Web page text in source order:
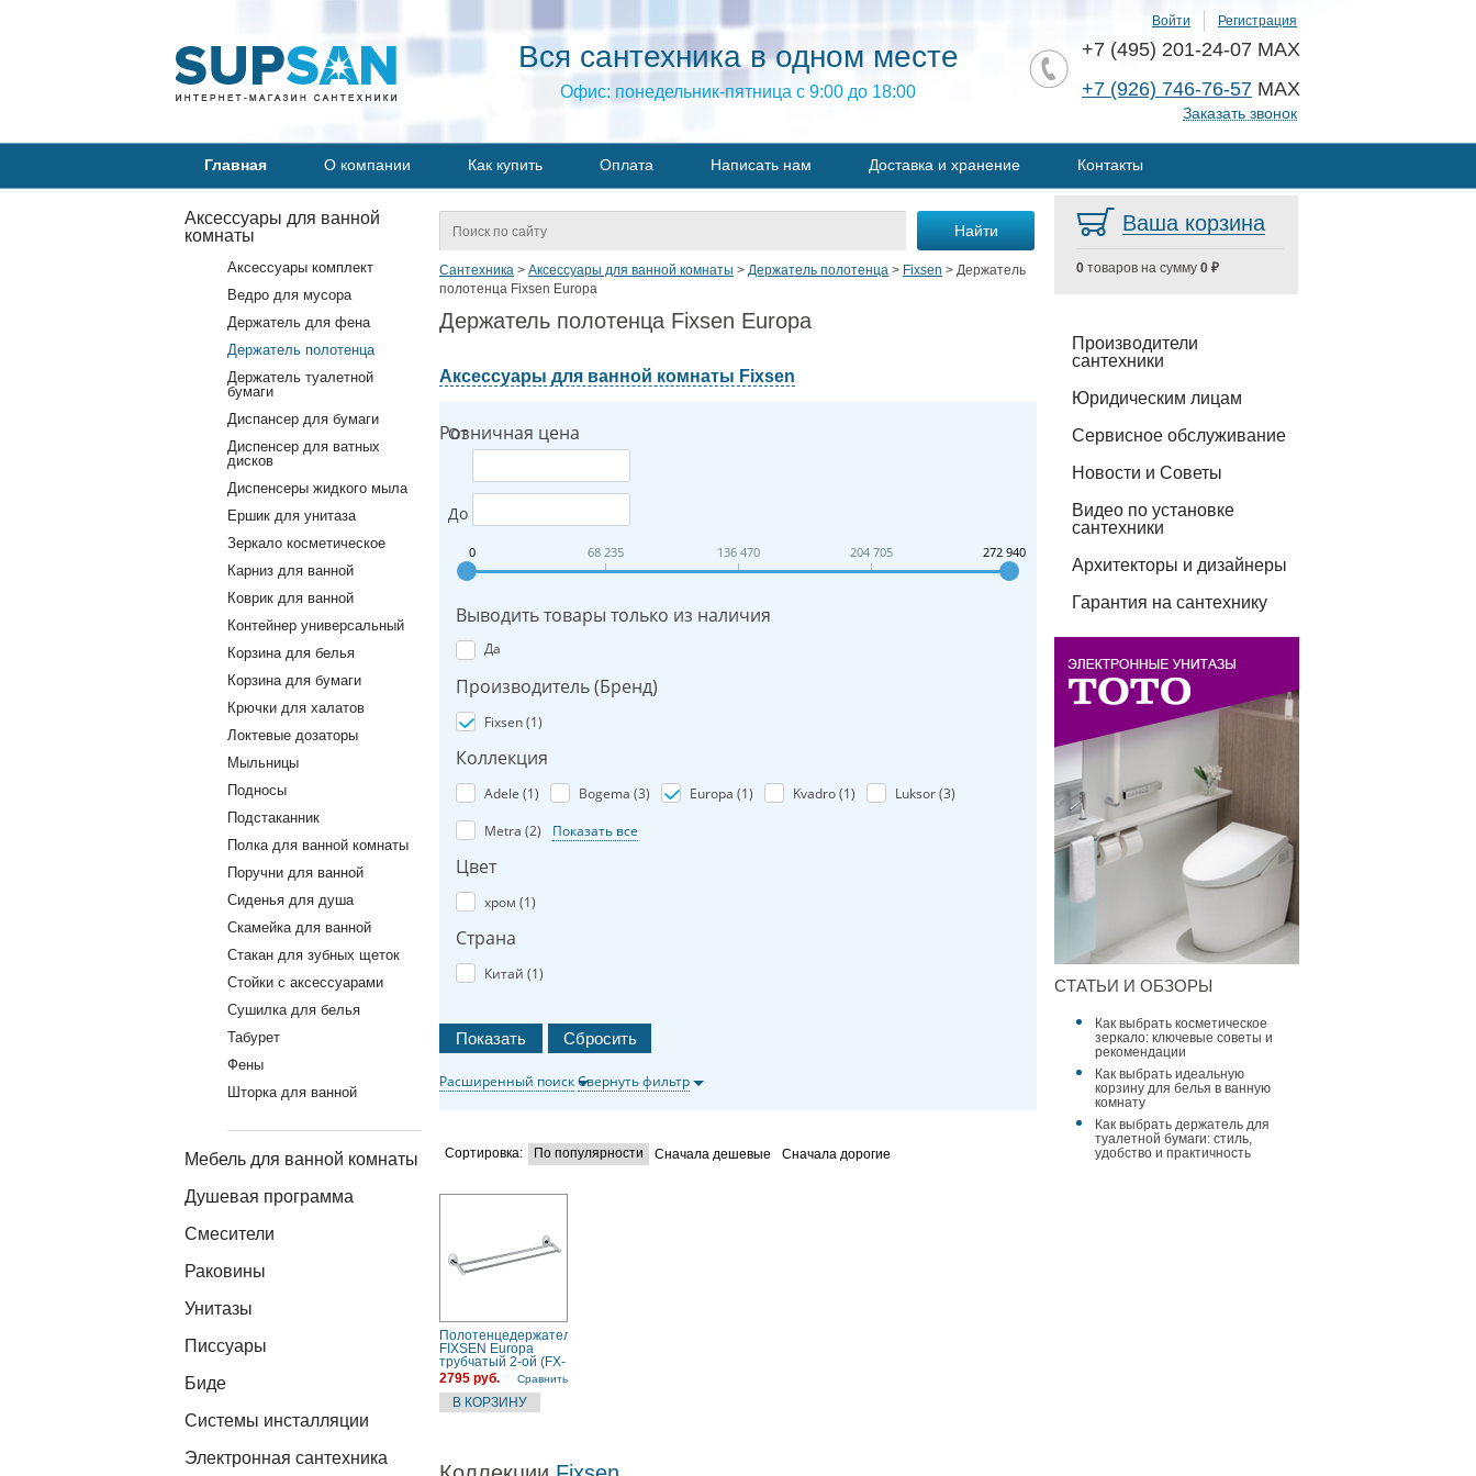
Вся сантехника в одном месте
Офис: понедельник-пятница с 9:00 до 18:00
Войти Регистрация
+7 (495) 201-24-07 MAX
+7 (926) 746-76-57 MAX
Заказать звонок
Главная О компании Как купить Оплата Написать нам Доставка и хранение Контакты
Аксессуары для ванной
комнаты
Аксессуары комплект
Ведро для мусора
Держатель для фена
Держатель полотенца
Держатель туалетной
бумаги
Диспансер для бумаги
Диспенсер для ватных
дисков
Диспенсеры жидкого мыла
Ершик для унитаза
Зеркало косметическое
Карниз для ванной
Коврик для ванной
Контейнер универсальный
Корзина для белья
Корзина для бумаги
Крючки для халатов
Локтевые дозаторы
Мыльницы
Подносы
Подстаканник
Полка для ванной комнаты
Поручни для ванной
Сиденья для душа
Скамейка для ванной
Стакан для зубных щеток
Стойки с аксессуарами
Сушилка для белья
Табурет
Фены
Шторка для ванной
Мебель для ванной комнаты
Душевая программа
Смесители
Раковины
Унитазы
Писсуары
Биде
Системы инсталляции
Электронная сантехника
Сантехника > Аксессуары для ванной комнаты > Держатель полотенца > Fixsen > Держатель
полотенца Fixsen Europa
Держатель полотенца Fixsen Europa
Аксессуары для ванной комнаты Fixsen
Розничная цена
От
До
0 68 235 136 470 204 705 272 940
Выводить товары только из наличия
Да
Производитель (Бренд)
Fixsen (1)
Коллекция
Adele (1) Bogema (3) Europa (1) Kvadro (1) Luksor (3)
Metra (2) Показать все
Цвет
хром (1)
Страна
Китай (1)
Расширенный поискСвернуть фильтр
Сортировка: По популярности Сначала дешевые Сначала дорогие
Полотенцедержатель
FIXSEN Europa
трубчатый 2-ой (FX-
21802)
2795 руб. Сравнить
Ваша корзина
0 товаров на сумму 0 ₽
Производители
сантехники
Юридическим лицам
Сервисное обслуживание
Новости и Советы
Видео по установке
сантехники
Архитекторы и дизайнеры
Гарантия на сантехнику
СТАТЬИ И ОБЗОРЫ
Как выбрать косметическое
зеркало: ключевые советы и
рекомендации
Как выбрать идеальную
корзину для белья в ванную
комнату
Как выбрать держатель для
туалетной бумаги: стиль,
удобство и практичность